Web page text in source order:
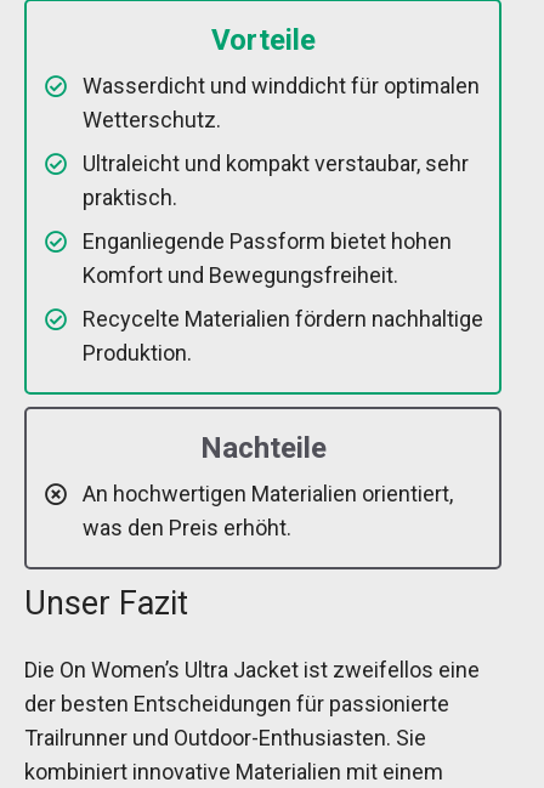
Vorteile
Wasserdicht und winddicht für optimalen
Wetterschutz.
Ultraleicht und kompakt verstaubar, sehr
praktisch.
Enganliegende Passform bietet hohen
Komfort und Bewegungsfreiheit.
Recycelte Materialien fördern nachhaltige
Produktion.
Nachteile
An hochwertigen Materialien orientiert,
was den Preis erhöht.
Unser Fazit
Die On Women’s Ultra Jacket ist zweifellos eine
der besten Entscheidungen für passionierte
Trailrunner und Outdoor-Enthusiasten. Sie
kombiniert innovative Materialien mit einem